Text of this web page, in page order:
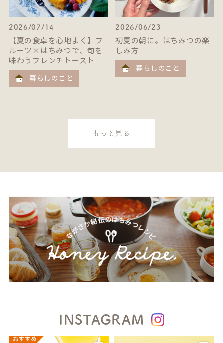
2026/07/14
【夏の食卓を心地よく】フ
ルーツ×はちみつで、旬を
味わうフレンチトースト
暮らしのこと
2026/06/23
初夏の朝に。はちみつの楽
しみ方
暮らしのこと
もっと見る
INSTAGRAM